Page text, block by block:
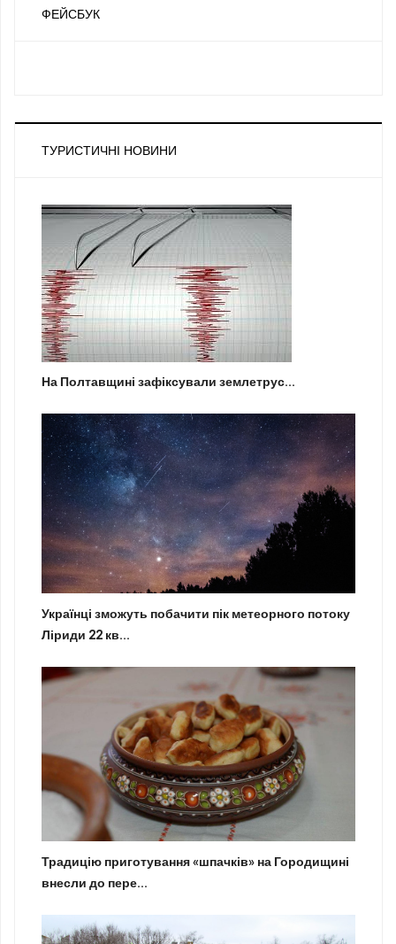
ФЕЙСБУК
ТУРИСТИЧНІ НОВИНИ
На Полтавщині зафіксували землетрус...
Українці зможуть побачити пік метеорного потоку
Ліриди 22 кв...
Традицію приготування «шпачків» на Городищині
внесли до пере...